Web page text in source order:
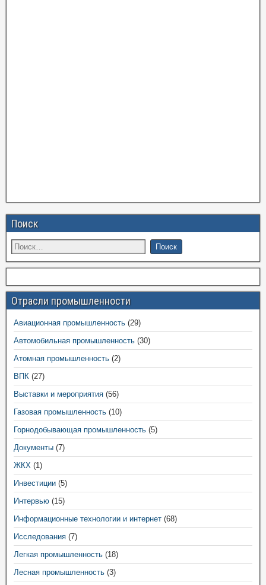
Поиск
Отрасли промышленности
Авиационная промышленность (29)
Автомобильная промышленность (30)
Атомная промышленность (2)
ВПК (27)
Выставки и мероприятия (56)
Газовая промышленность (10)
Горнодобывающая промышленность (5)
Документы (7)
ЖКХ (1)
Инвестиции (5)
Интервью (15)
Информационные технологии и интернет (68)
Исследования (7)
Легкая промышленность (18)
Лесная промышленность (3)